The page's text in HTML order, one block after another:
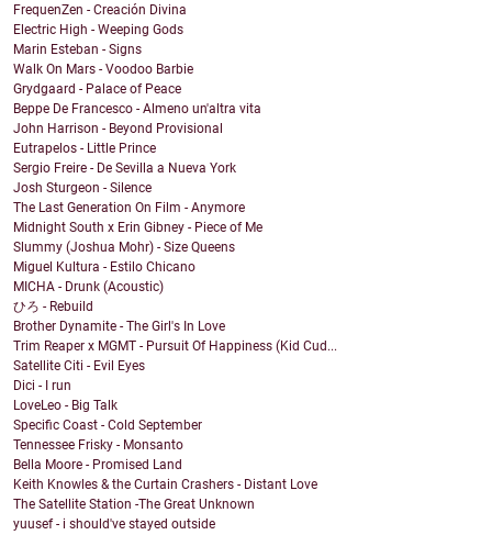
FrequenZen - Creación Divina
Electric High - Weeping Gods
Marin Esteban - Signs
Walk On Mars - Voodoo Barbie
Grydgaard - Palace of Peace
Beppe De Francesco - Almeno un'altra vita
John Harrison - Beyond Provisional
Eutrapelos - Little Prince
Sergio Freire - De Sevilla a Nueva York
Josh Sturgeon - Silence
The Last Generation On Film - Anymore
Midnight South x Erin Gibney - Piece of Me
Slummy (Joshua Mohr) - Size Queens
Miguel Kultura - Estilo Chicano
MICHA - Drunk (Acoustic)
ひろ - Rebuild
Brother Dynamite - The Girl's In Love
Trim Reaper x MGMT - Pursuit Of Happiness (Kid Cud...
Satellite Citi - Evil Eyes
Dici - I run
LoveLeo - Big Talk
Specific Coast - Cold September
Tennessee Frisky - Monsanto
Bella Moore - Promised Land
Keith Knowles & the Curtain Crashers - Distant Love
The Satellite Station -The Great Unknown
yuusef - i should've stayed outside